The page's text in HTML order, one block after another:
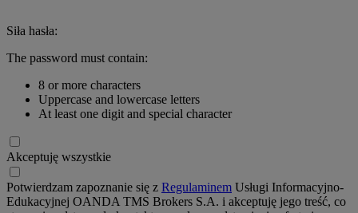
Siła hasła:
The password must contain:
8 or more characters
Uppercase and lowercase letters
At least one digit and special character
Akceptuję wszystkie
Potwierdzam zapoznanie się z Regulaminem Usługi Informacyjno-
Edukacyjnej OANDA TMS Brokers S.A. i akceptuję jego treść, co